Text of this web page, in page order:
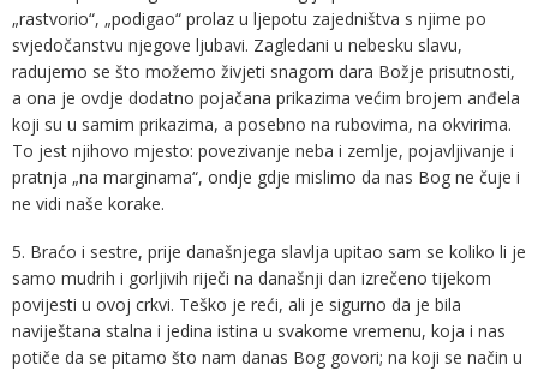
„rastvorio“, „podigao“ prolaz u ljepotu zajedništva s njime po
svjedočanstvu njegove ljubavi. Zagledani u nebesku slavu,
radujemo se što možemo živjeti snagom dara Božje prisutnosti,
a ona je ovdje dodatno pojačana prikazima većim brojem anđela
koji su u samim prikazima, a posebno na rubovima, na okvirima.
To jest njihovo mjesto: povezivanje neba i zemlje, pojavljivanje i
pratnja „na marginama“, ondje gdje mislimo da nas Bog ne čuje i
ne vidi naše korake.
5. Braćo i sestre, prije današnjega slavlja upitao sam se koliko li je
samo mudrih i gorljivih riječi na današnji dan izrečeno tijekom
povijesti u ovoj crkvi. Teško je reći, ali je sigurno da je bila
naviještana stalna i jedina istina u svakome vremenu, koja i nas
potiče da se pitamo što nam danas Bog govori; na koji se način u